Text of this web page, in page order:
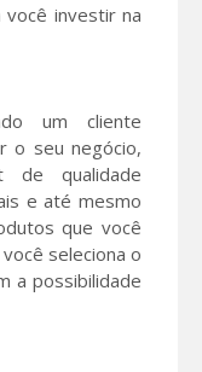
investir na
um cliente
o seu negócio,
de qualidade
e até mesmo
que você
seleciona o
a possibilidade